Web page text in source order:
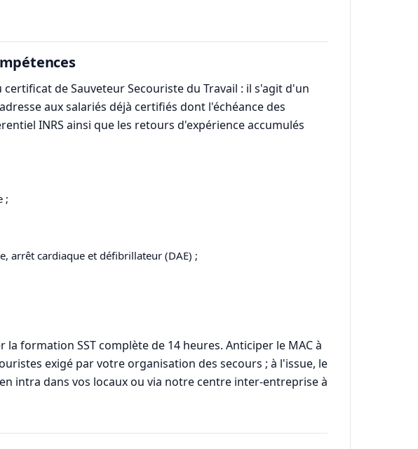
de Sauveteur Secouriste du Travail : il s'agit d'un
aux salariés déjà certifiés dont l'échéance des
INRS ainsi que les retours d'expérience accumulés
;
arrêt cardiaque et défibrillateur (DAE) ;
formation SST complète de 14 heures. Anticiper le MAC à
exigé par votre organisation des secours ; à l'issue, le
intra dans vos locaux ou via notre centre inter-entreprise à